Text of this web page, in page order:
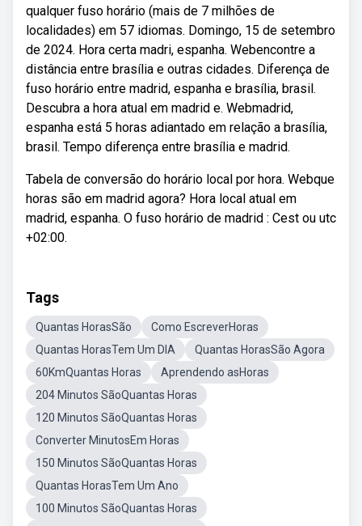
qualquer fuso horário (mais de 7 milhões de
localidades) em 57 idiomas. Domingo, 15 de setembro
de 2024. Hora certa madri, espanha. Webencontre a
distância entre brasília e outras cidades. Diferença de
fuso horário entre madrid, espanha e brasília, brasil.
Descubra a hora atual em madrid e. Webmadrid,
espanha está 5 horas adiantado em relação a brasília,
brasil. Tempo diferença entre brasília e madrid.
Tabela de conversão do horário local por hora. Webque
horas são em madrid agora? Hora local atual em
madrid, espanha. O fuso horário de madrid : Cest ou utc
+02:00.
Tags
Quantas HorasSão
Como EscreverHoras
Quantas HorasTem Um DIA
Quantas HorasSão Agora
60KmQuantas Horas
Aprendendo asHoras
204 Minutos SãoQuantas Horas
120 Minutos SãoQuantas Horas
Converter MinutosEm Horas
150 Minutos SãoQuantas Horas
Quantas HorasTem Um Ano
100 Minutos SãoQuantas Horas